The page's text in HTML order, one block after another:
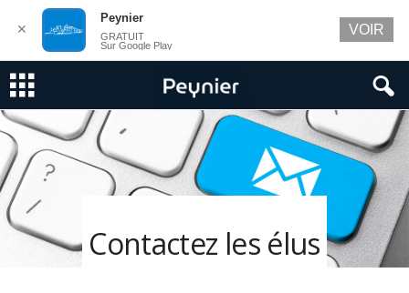
Contactez les élus
✕
Peynier
GRATUIT
Sur Google Play
VOIR